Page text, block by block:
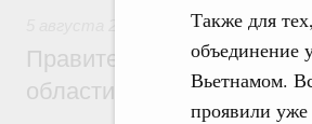
Также для
объединение
Вьетнамом.
проявили уже
Национальный
Правительство
области в рамках